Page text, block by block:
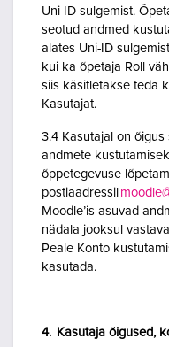
Uni-ID sulgemist.
seotud andmed
alates Uni-ID
kui ka õpetaja Roll
siis käsitletakse teda
Kasutajat.
3.4 Kasutajal on
andmete
õppetegevuse
postiaadressil
Moodle’is asuvad
nädala jooksul
Peale Konto
kasutada.
4. Kasutaja õigused,